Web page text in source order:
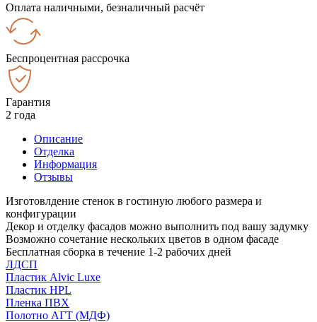
Оплата наличными, безналичный расчёт
Беспроцентная рассрочка
Гарантия
2 года
Описание
Отделка
Информация
Отзывы
Изготовлдение стенок в гостиную любого размера и
конфигурации
Декор и отделку фасадов можно выполнить под вашу задумку
Возможно сочетание нескольких цветов в одном фасаде
Бесплатная сборка в течение 1-2 рабочих дней
ЛДСП
Пластик Alvic Luxe
Пластик HPL
Пленка ПВХ
Полотно АГТ (МДФ)